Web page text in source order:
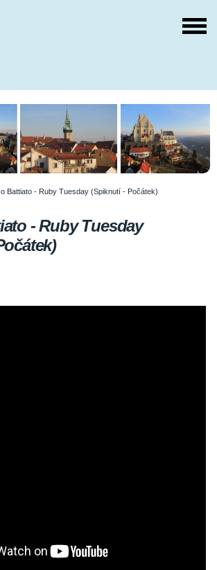
Battiato - Ruby Tuesday (Spiknutí - Počátek)
- Ruby Tuesday